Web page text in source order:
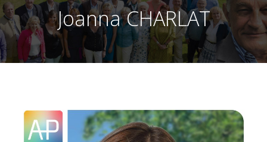
Joanna CHARLAT